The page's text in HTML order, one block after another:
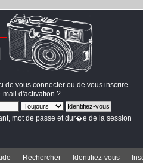
de vous connecter ou de vous inscrire
mail d'activation ?
mot de passe et dur�e de la session
Rechercher Identifiez-vous